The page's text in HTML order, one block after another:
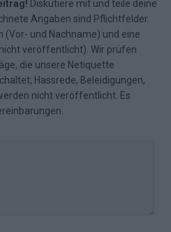
Diskutiere mit und teile deine
Angaben sind Pflichtfelder.
(Vor- und Nachname) und eine
veröffentlicht). Wir prüfen
die unsere Netiquette
Hassrede, Beleidigungen,
nicht veröffentlicht. Es